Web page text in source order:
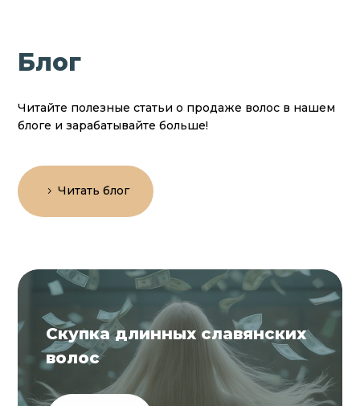
Блог
Читайте полезные статьи о продаже волос в нашем
блоге и зарабатывайте больше!
Читать блог
Скупка длинных славянских
волос